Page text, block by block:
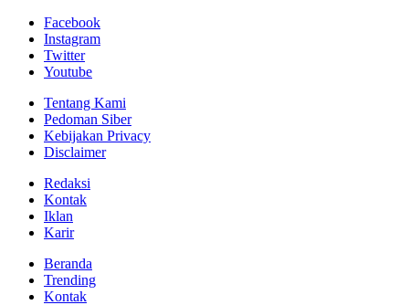
Facebook
Instagram
Twitter
Youtube
Tentang Kami
Pedoman Siber
Kebijakan Privacy
Disclaimer
Redaksi
Kontak
Iklan
Karir
Beranda
Trending
Kontak